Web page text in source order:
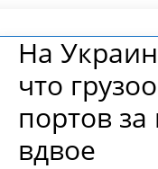
На
что
портов
вдвое